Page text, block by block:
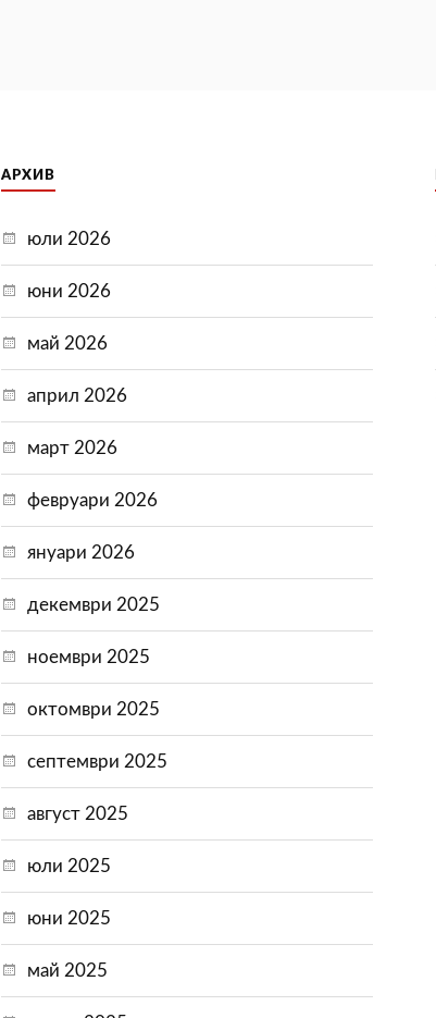
АРХИВ
юли 2026
юни 2026
май 2026
април 2026
март 2026
февруари 2026
януари 2026
декември 2025
ноември 2025
октомври 2025
септември 2025
август 2025
юли 2025
юни 2025
май 2025